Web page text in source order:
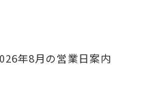
年8月の営業日案内